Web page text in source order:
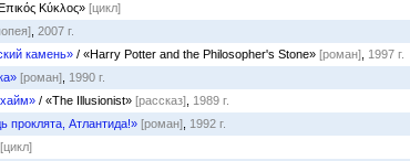
Κύκλος» [цикл]
2007 г.
камень» / «Harry Potter and the Philosopher's Stone» [роман] 1997 г.
[роман] 1990 г.
/ «The Illusionist» [рассказ] 1989 г.
проклята, Атлантида!» [роман] 1992 г.
[цикл]